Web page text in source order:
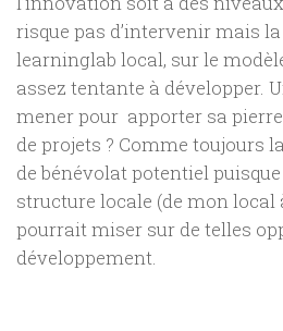
risque pas d’intervenir mais
learninglab local, sur le
assez tentante à développer.
mener pour apporter sa
de projets ? Comme toujours
de bénévolat potentiel
structure locale (de mon local
pourrait miser sur de telles
développement.